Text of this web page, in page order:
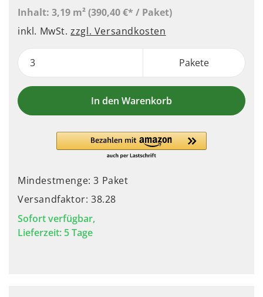
Inhalt: 3,19 m²(390,40 €* / Paket)
inkl. MwSt.zzgl. Versandkosten
Pakete
In den Warenkorb
Mindestmenge: 3 Paket
Versandfaktor: 38.28
Sofort verfügbar,
Lieferzeit: 5 Tage